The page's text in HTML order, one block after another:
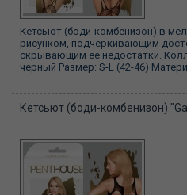
Кетсьют (боди-комбенизон) в
рисунком, подчеркивающим
скрывающим ее недостатки.
черный Размер: S-L (42-46)
Кетсьют (боди-комбенизон)